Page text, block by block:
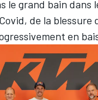
le grand bain dans
de la blessure
en